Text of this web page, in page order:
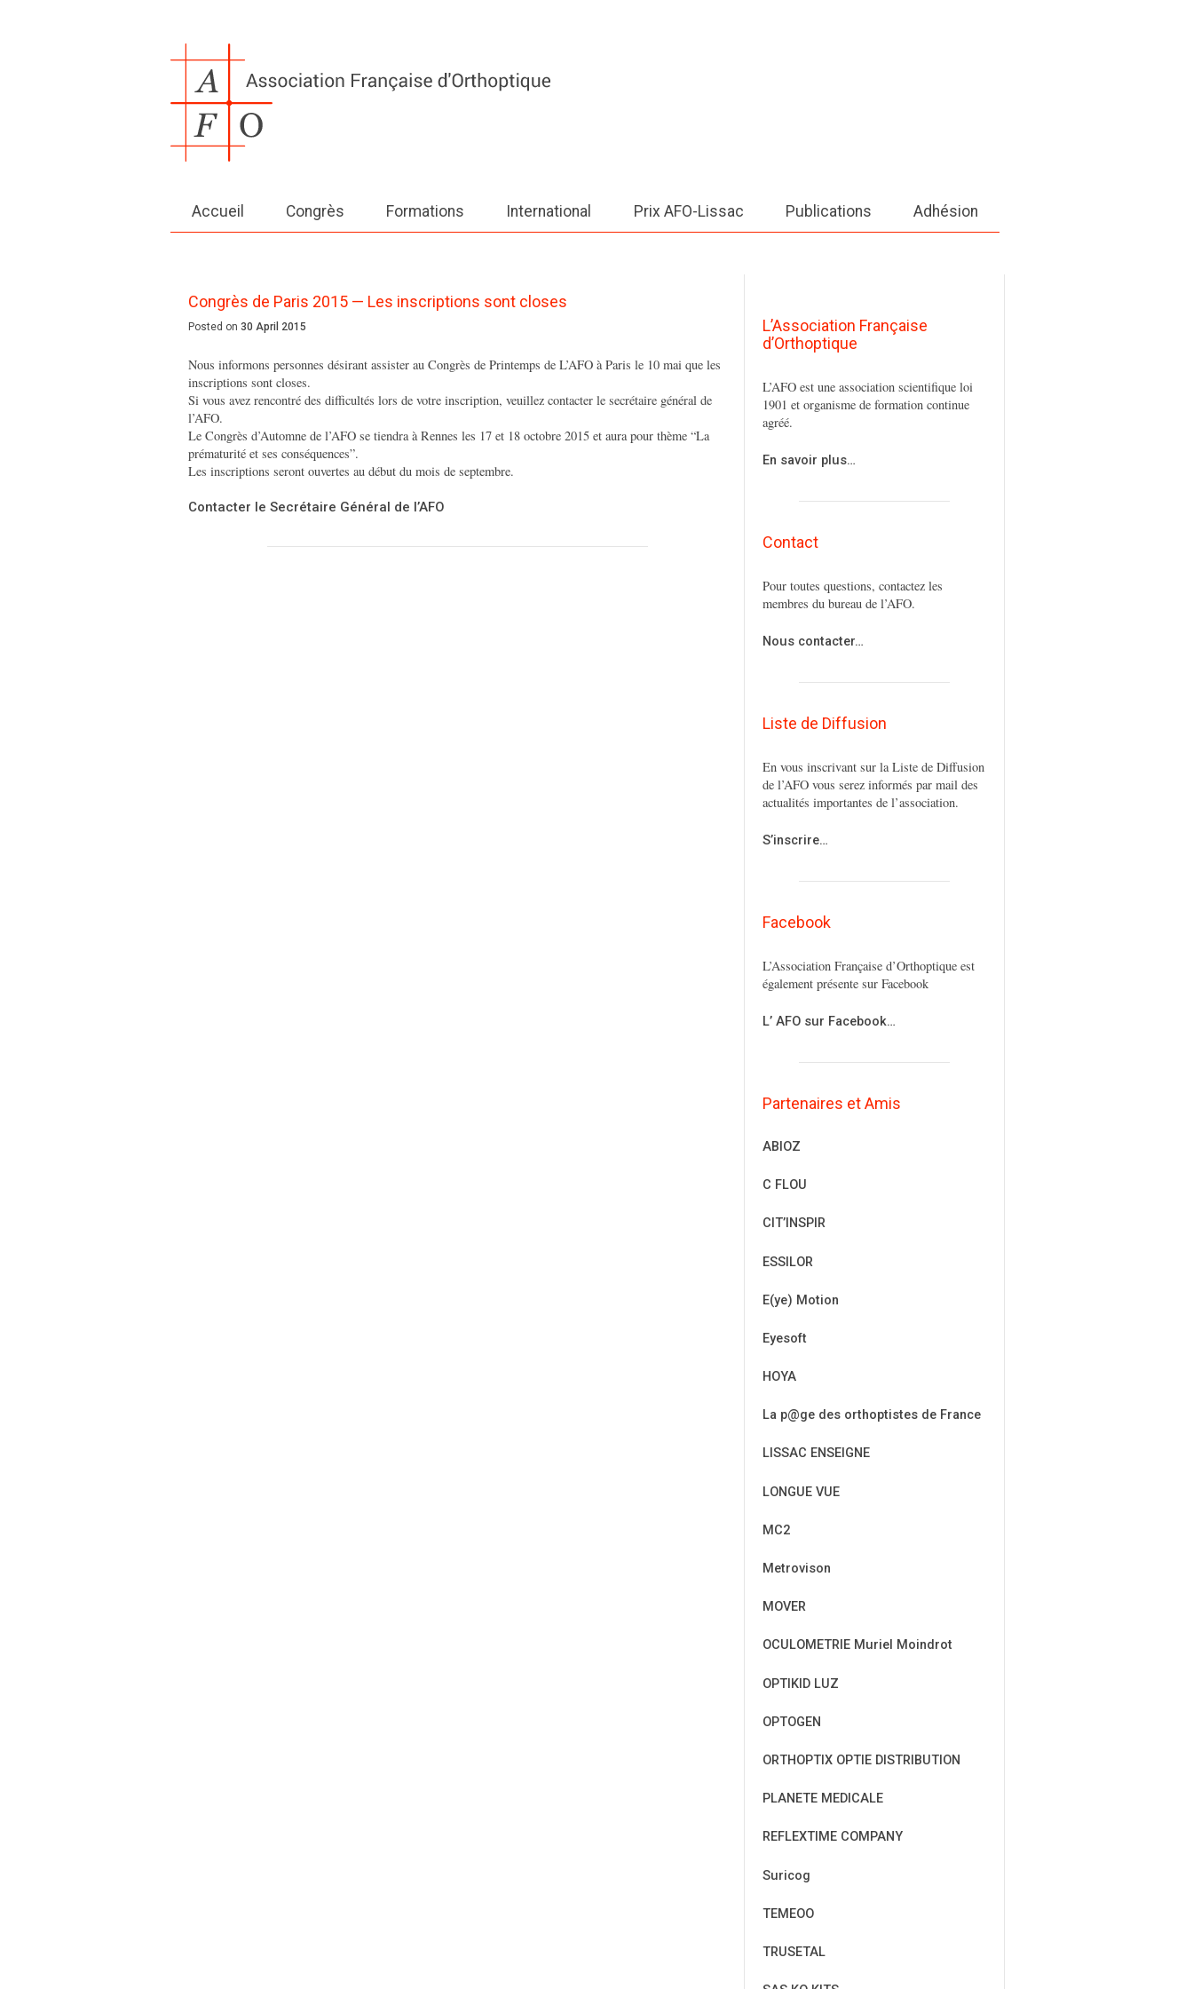
Accueil Congrès Formations International Prix AFO-Lissac Publications Adhésion
Congrès de Paris 2015 — Les inscriptions sont closes
Posted on 30 April 2015
Nous informons personnes désirant assister au Congrès de Printemps de L’AFO à Paris le 10 mai que les
inscriptions sont closes.
Si vous avez rencontré des difficultés lors de votre inscription, veuillez contacter le secrétaire général de
l’AFO.
Le Congrès d’Automne de l’AFO se tiendra à Rennes les 17 et 18 octobre 2015 et aura pour thème “La
prématurité et ses conséquences”.
Les inscriptions seront ouvertes au début du mois de septembre.
Contacter le Secrétaire Général de l’AFO
L’Association Française
d’Orthoptique
L’AFO est une association scientifique loi
1901 et organisme de formation continue
agréé.
En savoir plus…
Contact
Pour toutes questions, contactez les
membres du bureau de l’AFO.
Nous contacter…
Liste de Diffusion
En vous inscrivant sur la Liste de Diffusion
de l’AFO vous serez informés par mail des
actualités importantes de l’association.
S’inscrire…
Facebook
L’Association Française d’Orthoptique est
également présente sur Facebook
L’ AFO sur Facebook…
Partenaires et Amis
ABIOZ
C FLOU
CIT’INSPIR
ESSILOR
E(ye) Motion
Eyesoft
HOYA
La p@ge des orthoptistes de France
LISSAC ENSEIGNE
LONGUE VUE
MC2
Metrovison
MOVER
OCULOMETRIE Muriel Moindrot
OPTIKID LUZ
OPTOGEN
ORTHOPTIX OPTIE DISTRIBUTION
PLANETE MEDICALE
REFLEXTIME COMPANY
Suricog
TEMEOO
TRUSETAL